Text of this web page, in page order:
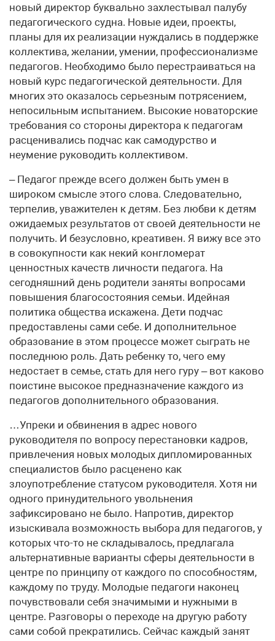
новый директор буквально захлестывал палубу
педагогического судна. Новые идеи, проекты,
планы для их реализации нуждались в поддержке
коллектива, желании, умении, профессионализме
педагогов. Необходимо было перестраиваться на
новый курс педагогической деятельности. Для
многих это оказалось серьезным потрясением,
непосильным испытанием. Высокие новаторские
требования со стороны директора к педагогам
расценивались подчас как самодурство и
неумение руководить коллективом.
– Педагог прежде всего должен быть умен в
широком смысле этого слова. Следовательно,
терпелив, уважителен к детям. Без любви к детям
ожидаемых результатов от своей деятельности не
получить. И безусловно, креативен. Я вижу все это
в совокупности как некий конгломерат
ценностных качеств личности педагога. На
сегодняшний день родители заняты вопросами
повышения благосостояния семьи. Идейная
политика общества искажена. Дети подчас
предоставлены сами себе. И дополнительное
образование в этом процессе может сыграть не
последнюю роль. Дать ребенку то, чего ему
недостает в семье, стать для него гуру – вот каково
поистине высокое предназначение каждого из
педагогов дополнительного образования.
…Упреки и обвинения в адрес нового
руководителя по вопросу перестановки кадров,
привлечения новых молодых дипломированных
специалистов было расценено как
злоупотребление статусом руководителя. Хотя ни
одного принудительного увольнения
зафиксировано не было. Напротив, директор
изыскивала возможность выбора для педагогов, у
которых что-то не складывалось, предлагала
альтернативные варианты сферы деятельности в
центре по принципу от каждого по способностям,
каждому по труду. Молодые педагоги наконец
почувствовали себя значимыми и нужными в
центре. Разговоры о переходе на другую работу
сами собой прекратились. Сейчас каждый занят